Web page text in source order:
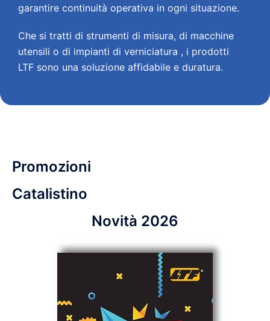
garantire continuità operativa in ogni situazione.
Che si tratti di strumenti di misura, di macchine
utensili o di impianti di verniciatura , i prodotti
LTF sono una soluzione affidabile e duratura.
Promozioni
Catalistino
Novità 2026